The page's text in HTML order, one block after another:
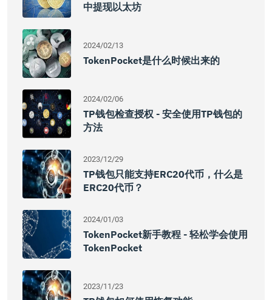
中提现以太坊
2024/02/13
TokenPocket是什么时候出来的
2024/02/06
TP钱包检查授权 - 安全使用TP钱包的
方法
2023/12/29
TP钱包只能支持ERC20代币，什么是
ERC20代币？
2024/01/03
TokenPocket新手教程 - 轻松学会使用
TokenPocket
2023/11/23